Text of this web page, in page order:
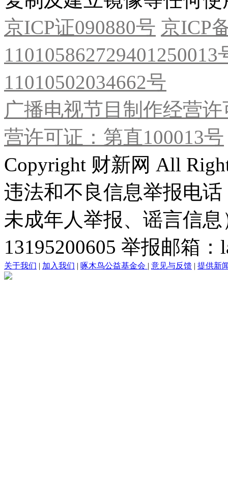
京ICP证090880号 京ICP
11010502034662号
广播电视节目制作经营
营许可证：第直100013号
Copyright 财新网 All
违法和不良信息举报电
未成年人举报、谣言信
13195200605 举报邮箱
关于我们 | 加入我们 | 啄木鸟公益基金会 | 意见与反馈 | 提供新